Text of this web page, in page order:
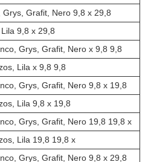
Grafit, Nero 9,8 x 29,8
9,8 x 29,8
Grys, Grafit, Nero x 9,8 9,8
Lila x 9,8 9,8
Grys, Grafit, Nero 9,8 x 19,8
Lila 9,8 x 19,8
Grys, Grafit, Nero 19,8 19,8 x
Lila 19,8 19,8 x
Grys, Grafit, Nero 9,8 x 29,8